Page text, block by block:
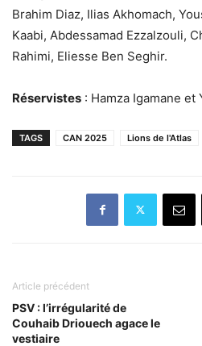
Brahim Diaz, Ilias Akhomach,
Kaabi, Abdessamad Ezzalzouli,
Rahimi, Eliesse Ben Seghir.
Réservistes : Hamza Igamane et
TAGS CAN 2025 Lions de l'Atlas
Article précédent
PSV : l’irrégularité de
Couhaib Driouech agace le
vestiaire